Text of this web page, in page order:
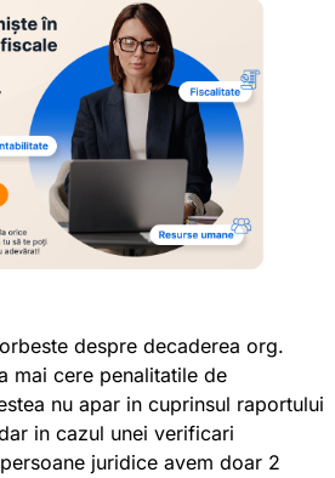
despre decaderea org.
mai cere penalitatile de
nu apar in cuprinsul raportului
in cazul unei verificari
juridice avem doar 2